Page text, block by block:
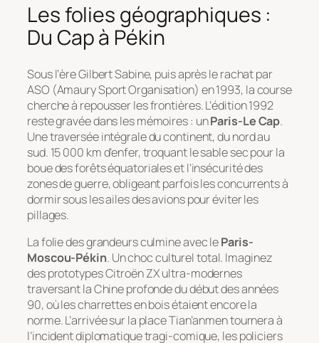
Les folies géographiques :
Du Cap à Pékin
Sous l’ère Gilbert Sabine, puis après le rachat par
ASO (Amaury Sport Organisation) en 1993, la course
cherche à repousser les frontières. L’édition 1992
reste gravée dans les mémoires : unParis-Le Cap.
Une traversée intégrale du continent, du nord au
sud. 15 000 km d’enfer, troquant le sable sec pour la
boue des forêts équatoriales et l’insécurité des
zones de guerre, obligeant parfois les concurrents à
dormir sous les ailes des avions pour éviter les
pillages.
La folie des grandeurs culmine avec leParis-
Moscou-Pékin. Un choc culturel total. Imaginez
des prototypes Citroën ZX ultra-modernes
traversant la Chine profonde du début des années
90, où les charrettes en bois étaient encore la
norme. L’arrivée sur la place Tian’anmen tournera à
l’incident diplomatique tragi-comique, les policiers